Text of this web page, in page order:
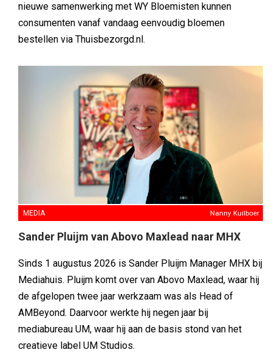
nieuwe samenwerking met WY Bloemisten kunnen
consumenten vanaf vandaag eenvoudig bloemen
bestellen via Thuisbezorgd.nl.
MEDIA Nanny Kuilboer
Sander Pluijm van Abovo Maxlead naar MHX
Sinds 1 augustus 2026 is Sander Pluijm Manager MHX bij
Mediahuis. Pluijm komt over van Abovo Maxlead, waar hij
de afgelopen twee jaar werkzaam was als Head of
AMBeyond. Daarvoor werkte hij negen jaar bij
mediabureau UM, waar hij aan de basis stond van het
creatieve label UM Studios.